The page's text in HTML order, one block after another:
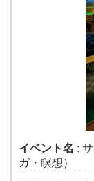
イベント名 :
ガ・瞑想）